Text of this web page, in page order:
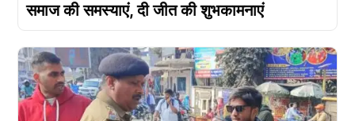
समाज की समस्याएं, दी जीत की शुभकामनाएं